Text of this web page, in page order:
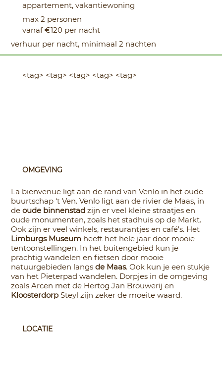
max 2 personen
vanaf €120 per nacht
verhuur per nacht, minimaal 2 nachten
<tag> <tag> <tag> <tag> <tag>
appartement, vakantiewoning
La bienvenue ligt aan de rand van Venlo in het oude
buurtschap ‘t Ven. Venlo ligt aan de rivier de Maas, in
deoude binnenstadzijn er veel kleine straatjes en
oude monumenten, zoals het stadhuis op de Markt.
Ook zijn er veel winkels, restaurantjes en café's. Het
Limburgs Museum heeft het hele jaar door mooie
tentoonstellingen. In het buitengebied kun je
prachtig wandelen en fietsen door mooie
natuurgebieden langsde Maas. Ook kun je een stukje
van het Pieterpad wandelen. Dorpjes in de omgeving
zoals Arcen met de Hertog Jan Brouwerij en
KloosterdorpSteyl zijn zeker de moeite waard.
OMGEVING
LOCATIE